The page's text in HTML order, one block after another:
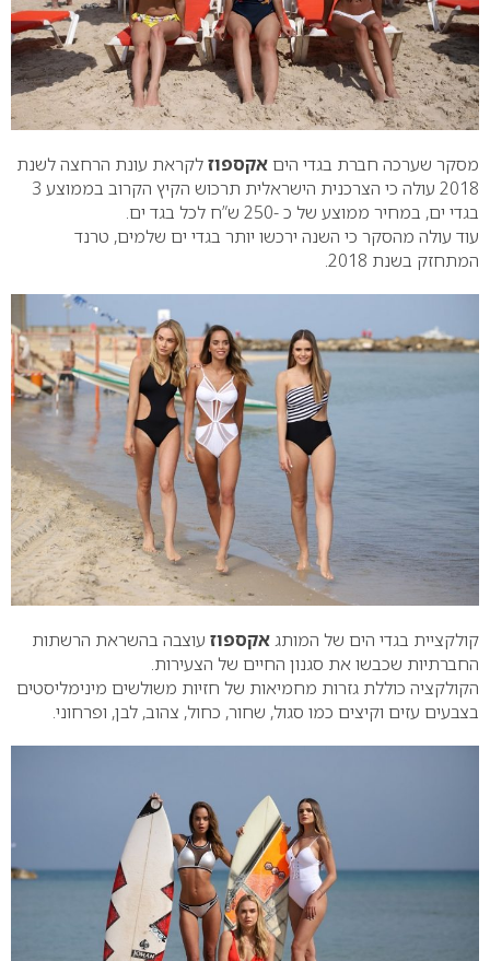
מסקר שערכה חברת בגדי הים אקספוזלקראת עונת הרחצה לשנת
2018 עולה כי הצרכנית הישראלית תרכוש הקיץ הקרוב בממוצע 3
בגדי ים, במחיר ממוצע של כ -250 ש”ח לכל בגד ים.
עוד עולה מהסקר כי השנה ירכשו יותר בגדי ים שלמים, טרנד
המתחזק בשנת 2018.
קולקציית בגדי הים של המותגאקספוז עוצבה בהשראת הרשתות
החברתיות שכבשו את סגנון החיים של הצעירות.
הקולקציה כוללת גזרות מחמיאות של חזיות משולשים מינימליסטים
בצבעים עזים וקיצים כמו סגול, שחור, כחול, צהוב, לבן, ופרחוני.